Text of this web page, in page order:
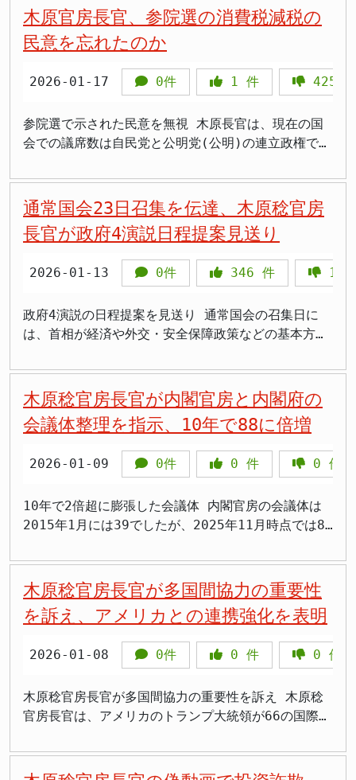
障四経費に充てられる仕組みとなっています。このた
め、税収減が社会保障制度に与える影響を慎重に見極
める必要があるとの考えを示しました。 ただし、
2025年10月に自民党と日本維新の会が交わした連立
合意文書には、飲食料品の消費税減税を法制化に向け
合意を尊重する立場から、減税案を完全に否定するこ
とはありませんでした。 >「物価高で食べ物がどんど
キツい」 >「食料品の消費税ゼロにしてくれたら年間
6万円以上浮くって試算あるよね、それだけで家計助
かる」 年間5兆円の税収減が最大の課題 飲食料品の
消費税率をゼロにした場合、年間約5兆円の税収減が
見込まれます。この試算は第一生命経済研究所などの
専門機関が算出したもので、財源確保が実現に向けた
兆円から2025年度には約25兆円へと増加しており、
社会保障財源として重要な役割を担っています。消費
ており、財務省や自民党内の財政規律を重視する議員
からは、減税に対する慎重論が根強く存在します。
>「減税するのはいいけど、年金や医療がその分減ら
されたら意味ないんじゃない」 一方で、消費税率が
変わらなくても物価上昇によって実質的な税負担は増
えているとの指摘もあります。同じ金額の商品を購入
す。この点から、物価高対策として一定期間に限った
減税措置を求める声も上がっています。 連立合意の
議院選挙で食料品の消費税率を2年間ゼロにする公約
を掲げていました。高市早苗首相も自民党総裁選では
同様の主張をしていましたが、党内で賛同を得られ
ず、慎重な姿勢に転じた経緯があります。 連立合意
では食料品の消費税減税について協議を継続すること
が明記されましたが、具体的な実施時期は盛り込まれ
強く求める日本維新の会の間で、今後どのような妥協
点が見出されるかが注目されます。 >「どうせ選挙前
政府内では「政府効率化局」を設置し、租税特別措置
や高額補助金を総点検して財源を捻出する構想も浮上
木原官房長官、参院選の消費税減税の
民意を忘れたのか
2026-01-17 0件 1 件 425
参院選で示された民意を無視 木原長官は、現在の国
会での議席数は自民党と公明党(公明)の連立政権での
を国民に問う必要があると述べました。さらに日本の
根幹とも言えるような経済財政政策や安全保障政策を
転換させていただくとして、解散の必要性を強調して
います。 しかし、2025年7月20日に投開票された参
議院選挙では、消費税減税が最大の争点となりまし
た。野党各党はそろって消費税減税や廃止を主張し、
明党は大敗したのです。 参院選の結果、自民党と公
明党を合わせても過半数に届かず、石破茂首相(当時)
確保できませんでした。国民民主党(国民)は17議席
を獲得して躍進し、消費税減税を主張する野党が勢い
を増しました。 >「参院選で消費税減税を訴えたの
に、もう忘れたのか」 >「国民は減税を求めてるの
に、また給付金って何なんだ」 >「民意を無視して維
新と組んで何がしたいんだよ」 >「参院選の争点だっ
く気がないのか」 給付金は民意ではなかった 参院選
で自民党と公明党は、消費税減税の代わりに国民1人
この給付金政策は国民から支持されませんでした。
野党側からは物価高対策に遅れが出るのではないかと
の批判が出ていますが、木原長官は去年成立した物価
高対策を盛り込んだ補正予算が着実に執行されている
と反論しています。しかし、国民が求めていたのは給
付金ではなく、消費税減税だったはずです。 指示書
院選で示された民意は明確に減税でした。それを無視
して給付金で対応しようとする姿勢は、国民を愚弄す
官は日本の根幹とも言えるような経済財政政策を転換
させていただくと述べていますが、本当に経済財政政
通常国会23日召集を伝達、木原稔官房
長官が政府4演説日程提案見送り
2026-01-13 0件 346 件 1
政府4演説の日程提案を見送り 通常国会の召集日に
は、首相が経済や外交・安全保障政策などの基本方針
かし、自民党と日本維新の会は衆参の理事会で、首相
の施政方針演説など召集日以降の日程について、野党
に提案しませんでした。 野党が解散の検討状況を尋
ねたのに対し、木原氏は「首相の専権事項だ」と述べ
るにとどめました。自民党の梶山弘志国対委員長、維
新の遠藤敬国対委員長は国会内で会談し、この後、梶
同士、連携していくことを確認した」と述べました。
>「政府4演説すらやらないって、国会軽視もいいとこ
ょ」 >「予算の審議もせずに解散とか、国民舐めてん
のか」 >「高市さん、外交で忙しいからって逃げてる
だけじゃん」 >「与党内でも意見まとまってないのに
解散できるの？」 通常国会は150日間の会期 通常国
会の会期は解散や延長がない限りは150日間で、2026
年6月21日までとなります。1月23日に解散する場
「2月3日公示―15日投開票」の2案が政権内で検討さ
れています。 選挙後は首相指名選挙や組閣など政権
審議入りは例年より1カ月程度遅い3月ごろとなる可能
性が高いです。その場合、予算の年度内成立は極めて
木原稔官房長官が内閣官房と内閣府の
会議体整理を指示、10年で88に倍増
2026-01-09 0件 0 件 0 件
10年で2倍超に膨張した会議体 内閣官房の会議体は
2015年1月には39でしたが、2025年11月時点では88
邸主導で進めるために次々と新組織を設立してきた結
果、会議体が肥大化する事態となっています。 会議
体の増加は職員に深刻な影響を及ぼしています。同じ
テーマを別名で追う会議や、招集が止まったままの会
議も混在しており、担当者は資料作成と根回しに追わ
れ、本来の実務が削られる状況が続いています。内閣
れ、業務負担が著しく増大していました。 >「会議の
ための会議ばかりで、本来の政策立案ができない」
実だ」 >「同じ内容の会議を別名でやる意味がわから
ない」 >「併任が多すぎて、どの会議の担当か分から
木原稔官房長官が多国間協力の重要性
を訴え、アメリカとの連携強化を表明
2026-01-08 0件 0 件 0 件
木原稔官房長官が多国間協力の重要性を訴え 木原稔
官房長官は、アメリカのトランプ大統領が66の国際機
避けつつ、一般的な立場で多国間協力の重要性を訴え
ました。木原官房長官は、日本を含む国際社会にとっ